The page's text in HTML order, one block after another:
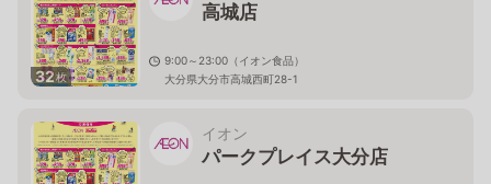
32枚
高城店
9:00～23:00（イオン食品）
大分県大分市高城西町28-1
イオン
パークプレイス大分店